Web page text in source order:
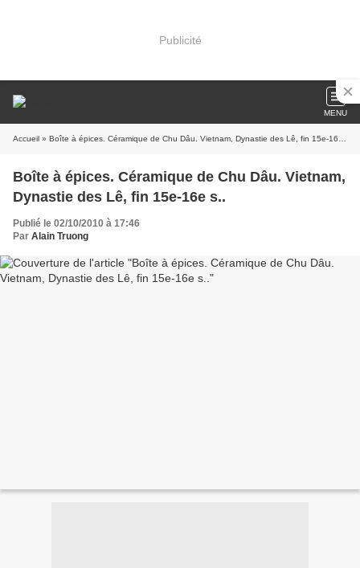
Publicité
MENU
Accueil » Boîte à épices. Céramique de Chu Dâu. Vietnam, Dynastie des Lê, fin 15e-16e s..
Boîte à épices. Céramique de Chu Dâu. Vietnam,
Dynastie des Lê, fin 15e-16e s..
Publié le 02/10/2010 à 17:46
Par Alain Truong